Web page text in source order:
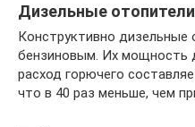
Дизельные
Конструктивно дизельные
бензиновым. Их мощность
расход горючего
что в 40 раз меньше, чем